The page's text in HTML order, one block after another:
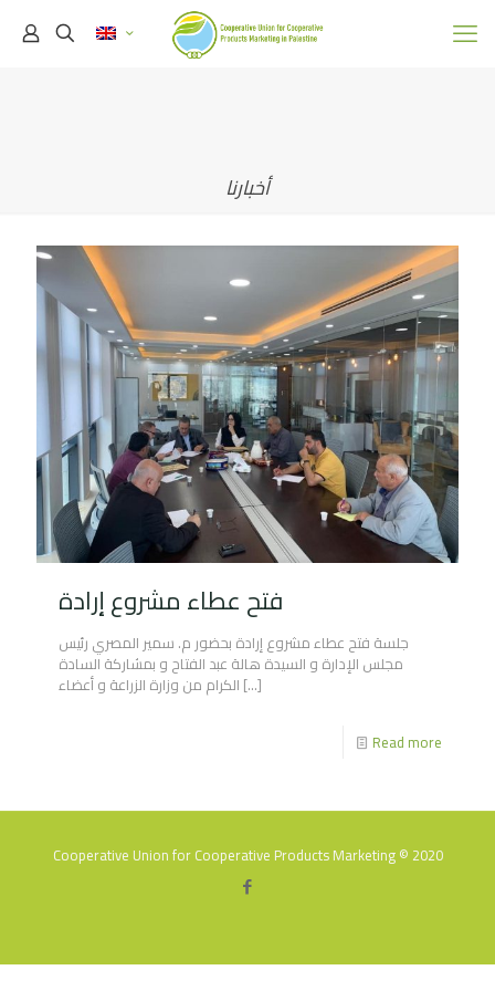
أخبارنا
فتح عطاء مشروع إرادة
جلسة فتح عطاء مشروع إرادة بحضور م. سمير المصري رئيس
مجلس الإدارة و السيدة هالة عبد الفتاح و بمشاركة السادة
الكرام من وزارة الزراعة و أعضاء […]
Read more
Cooperative Union for Cooperative Products Marketing © 2020